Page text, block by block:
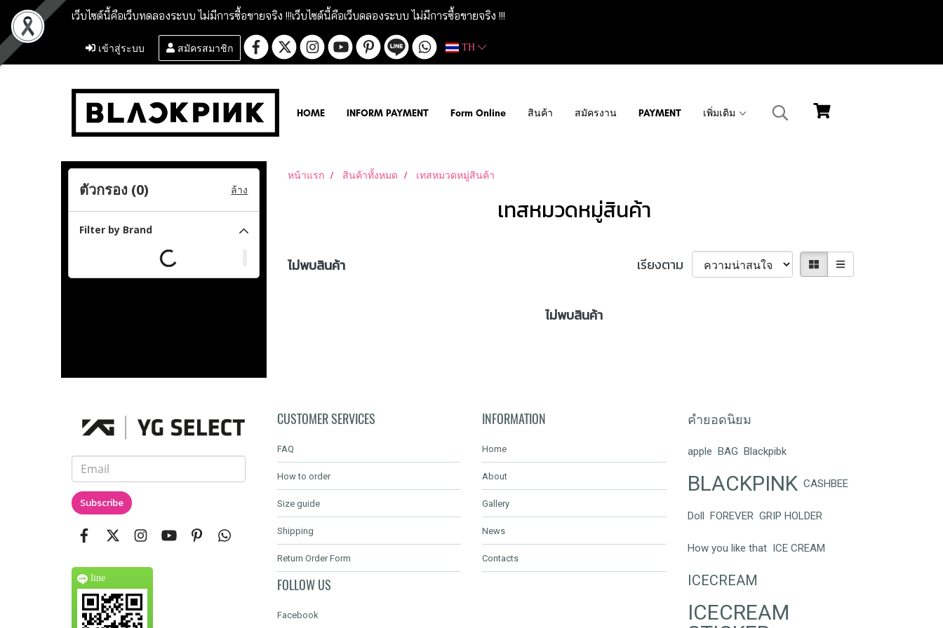
เว็บไซต์นี้คือเว็บทดลองระบบ ไม่มีการซื้อขายจริง !!!เว็บไซต์นี้คือเว็บดลองระบบ ไม่มีการซื้อขายจริง !!!
เข้าสู่ระบบ สมัครสมาชิก TH
HOME INFORM PAYMENT Form Online สินค้า สมัครงาน PAYMENT เพิ่มเติม
หน้าแรก สินค้าทั้งหมด เทสหมวดหมู่สินค้า
เทสหมวดหมู่สินค้า
ไม่พบสินค้า เรียงตาม
ไม่พบสินค้า
ตัวกรอง (0) ล้าง
Filter by Brand
Subscribe
line
CUSTOMER SERVICES
FAQ
How to order
Size guide
Shipping
Return Order Form
INFORMATION
Home
About
Gallery
News
Contacts
FOLLOW US
Facebook
คำยอดนิยม
apple BAG Blackpibk
BLACKPINK CASHBEE
Doll FOREVER GRIP HOLDER
How you like that ICE CREAM
ICECREAM
ICECREAM